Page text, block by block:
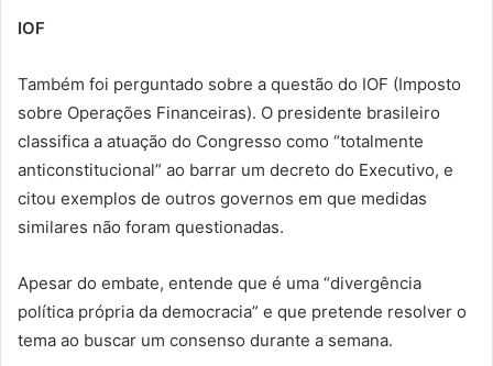
IOF
Também foi perguntado sobre a questão do IOF (Imposto
sobre Operações Financeiras). O presidente brasileiro
classifica a atuação do Congresso como “totalmente
anticonstitucional” ao barrar um decreto do Executivo, e
citou exemplos de outros governos em que medidas
similares não foram questionadas.
Apesar do embate, entende que é uma “divergência
política própria da democracia” e que pretende resolver o
tema ao buscar um consenso durante a semana.